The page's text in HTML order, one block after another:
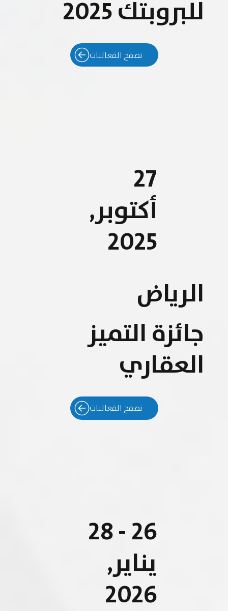
للبروبتك 2025
تصفح الفعاليات
27
أكتوبر,
2025
الرياض
جائزة التميز
العقاري
تصفح الفعاليات
26 - 28
يناير,
2026